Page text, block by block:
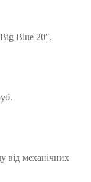
Blue 20″.
від механічних